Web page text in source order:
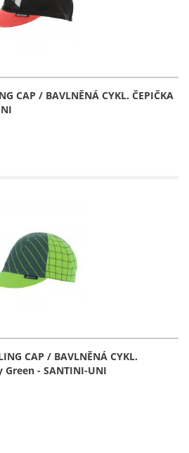
CAP / BAVLNĚNÁ CYKL. ČEPIČKA
CAP / BAVLNĚNÁ CYKL.
Green - SANTINI-UNI